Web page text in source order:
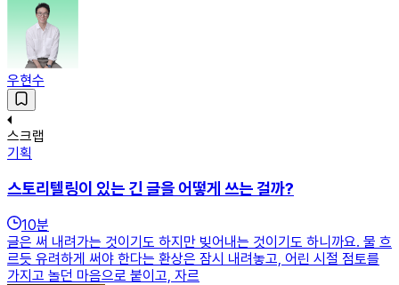
우현수
스크랩
기획
스토리텔링이 있는 긴 글을 어떻게 쓰는 걸까?
10분
글은 써 내려가는 것이기도 하지만 빚어내는 것이기도 하니까요. 물 흐
르듯 유려하게 써야 한다는 환상은 잠시 내려놓고, 어린 시절 점토를
가지고 놀던 마음으로 붙이고, 자르